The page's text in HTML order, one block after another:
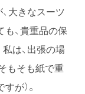
大きなスーツ
、貴重品の保
は、出張の場
もそも紙で重
が）。